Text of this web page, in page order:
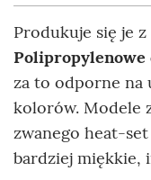
Produkuje się je
Polipropylenowe
za to odporne na
kolorów. Modele
zwanego heat-
bardziej miękkie,